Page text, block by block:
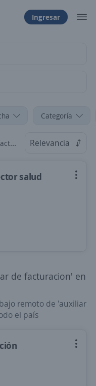
Ingresar
Categoría
Relevancia
salud
de facturacion' en
remoto de 'auxiliar
el país